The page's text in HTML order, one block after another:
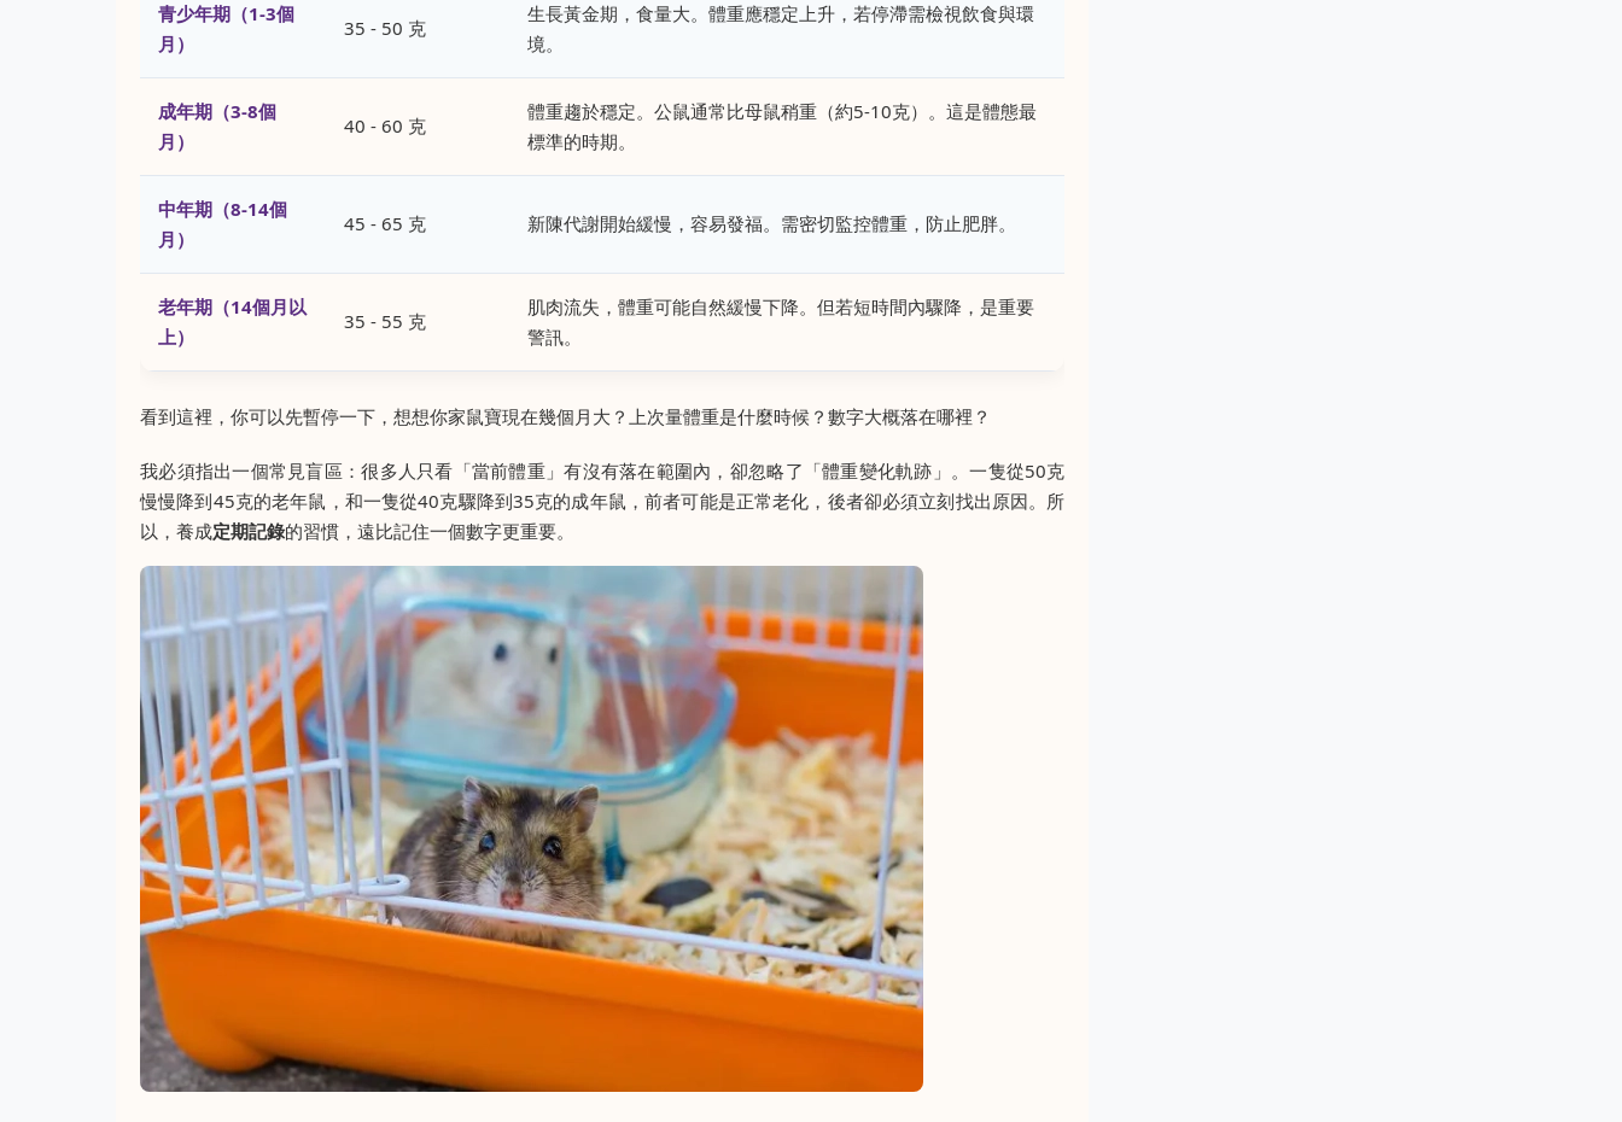
青少年期（1-3個
月）
35 - 50 克
生長黃金期，食量大。體重應穩定上升，若停滯需檢視飲食與環
境。
成年期（3-8個
月）
40 - 60 克
體重趨於穩定。公鼠通常比母鼠稍重（約5-10克）。這是體態最
標準的時期。
中年期（8-14個
月）
45 - 65 克 新陳代謝開始緩慢，容易發福。需密切監控體重，防止肥胖。
老年期（14個月以
上）
35 - 55 克
肌肉流失，體重可能自然緩慢下降。但若短時間內驟降，是重要
警訊。
看到這裡，你可以先暫停一下，想想你家鼠寶現在幾個月大？上次量體重是什麼時候？數字大概落在哪裡？
我必須指出一個常見盲區：很多人只看「當前體重」有沒有落在範圍內，卻忽略了「體重變化軌跡」。一隻從50克
慢慢降到45克的老年鼠，和一隻從40克驟降到35克的成年鼠，前者可能是正常老化，後者卻必須立刻找出原因。所
以，養成定期記錄的習慣，遠比記住一個數字更重要。